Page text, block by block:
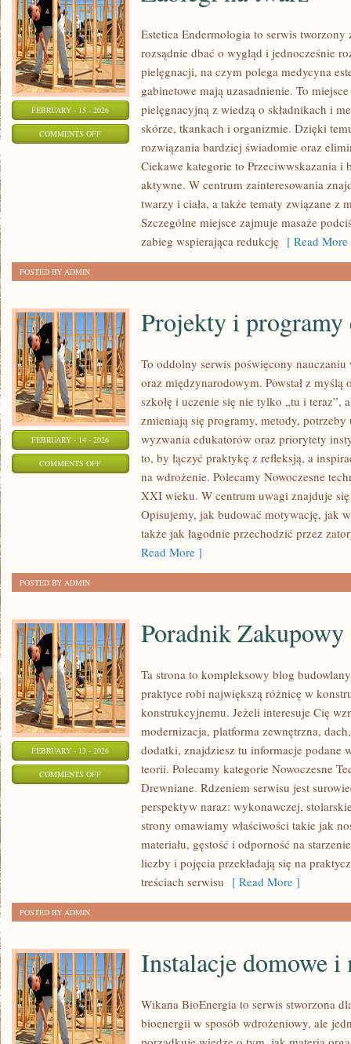
FEBRUARY - 15 - 2026
COMMENTS OFFON
Estetica Endermologia to serwis
rozsądnie dbać o wygląd i jednocześnie
pielęgnacji, na czym polega medycyna
gabinetowe mają uzasadnienie. To
pielęgnacyjną z wiedzą o składnikach i
skórze, tkankach i organizmie. Dzięki
rozwiązania bardziej świadomie oraz
Ciekawe kategorie to Przeciwwskazania i
aktywne. W centrum zainteresowania
twarzy i ciała, a także tematy związane z
Szczególne miejsce zajmuje masaże
zabieg wspierająca redukcję [ Read
POSTED BY ADMIN
FEBRUARY - 14 - 2026
COMMENTS OFFON
PROGRAMY
EDUKACYJNE
Projekty i programy
To oddolny serwis poświęcony
oraz międzynarodowym. Powstał z myślą
szkołę i uczenie się nie tylko „tu i teraz”,
zmieniają się programy, metody,
wyzwania edukatorów oraz priorytety
to, by łączyć praktykę z refleksją, a
na wdrożenie. Polecamy Nowoczesne
XXI wieku. W centrum uwagi znajduje
Opisujemy, jak budować motywację, jak
także jak łagodnie przechodzić przez
Read More ]
POSTED BY ADMIN
FEBRUARY - 13 - 2026
COMMENTS OFFON
ZAKUPOWY
Poradnik Zakupowy
Ta strona to kompleksowy blog
praktyce robi największą różnicę w
konstrukcyjnemu. Jeżeli interesuje Cię
modernizacja, platforma zewnętrzna,
dodatki, znajdziesz tu informacje podane
teorii. Polecamy kategorie Nowoczesne
Drewniane. Rdzeniem serwisu jest
perspektyw naraz: wykonawczej,
strony omawiamy właściwości takie jak
materiału, gęstość i odporność na
liczby i pojęcia przekładają się na
treściach serwisu [ Read More ]
POSTED BY ADMIN
Instalacje domowe i
Wikana BioEnergia to serwis stworzona
bioenergii w sposób wdrożeniowy, ale